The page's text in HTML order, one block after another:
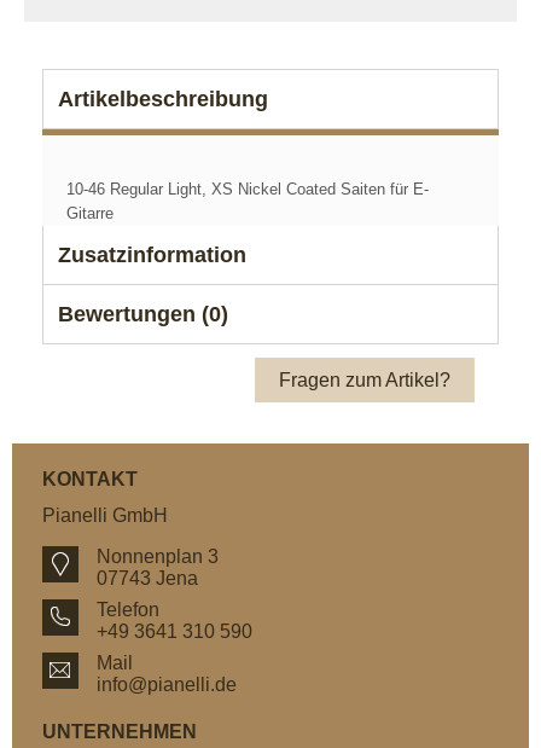
Artikelbeschreibung
10-46 Regular Light, XS Nickel Coated Saiten für E-
Gitarre
Zusatzinformation
Bewertungen (0)
Fragen zum Artikel?
KONTAKT
Pianelli GmbH
Nonnenplan 3
07743 Jena
Telefon
+49 3641 310 590
Mail
info@pianelli.de
UNTERNEHMEN